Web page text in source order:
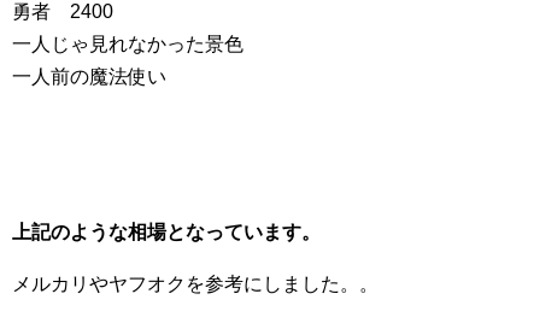
勇者 2400
一人じゃ見れなかった景色
一人前の魔法使い
上記のような相場となっています。
メルカリやヤフオクを参考にしました。。